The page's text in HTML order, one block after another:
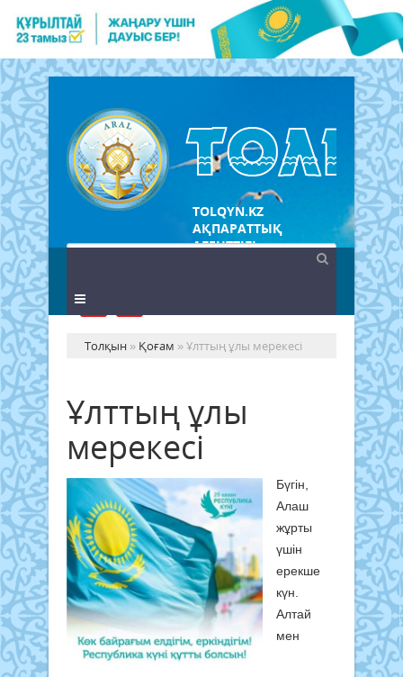
TOLQYN.KZ
АҚПАРАТТЫҚ
АГЕНТТІГІ
Толқын » Қоғам » Ұлттың ұлы мерекесі
Ұлттың ұлы
мерекесі
Бүгін,
Алаш
жұрты
үшін
ерекше
күн.
Алтай
мен